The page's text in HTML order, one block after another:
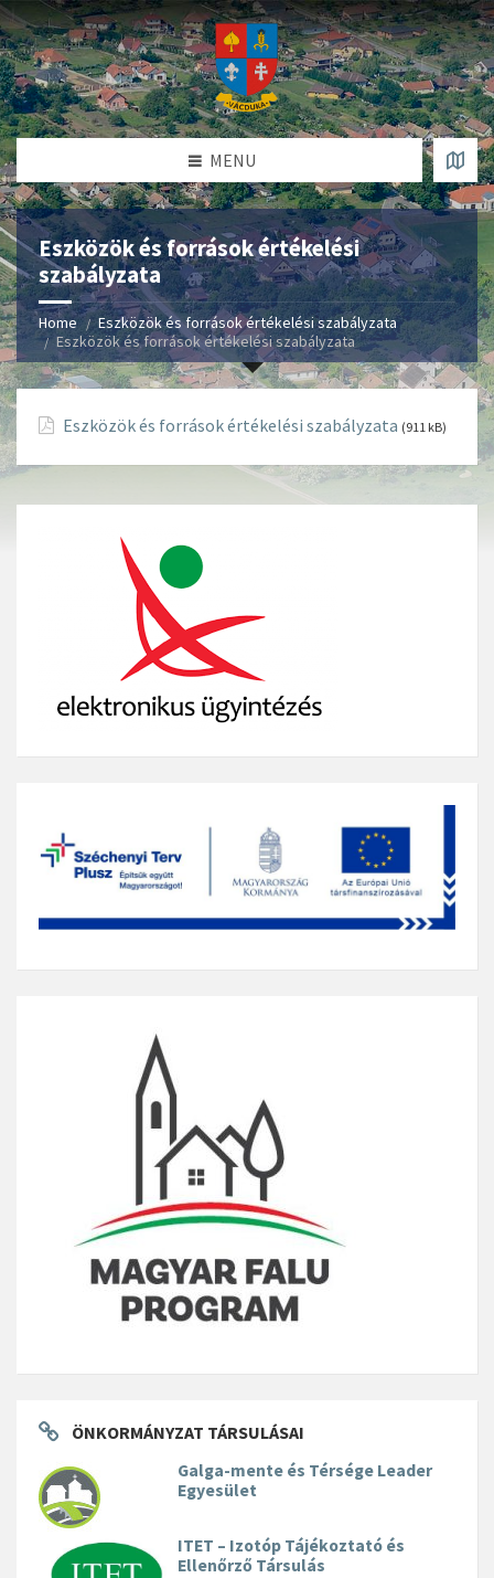
MENU
Eszközök és források értékelési
szabályzata
Home
Eszközök és források értékelési szabályzata
Eszközök és források értékelési szabályzata
Eszközök és források értékelési szabályzata (911 kB)
ÖNKORMÁNYZAT TÁRSULÁSAI
Galga-mente és Térsége Leader
Egyesület
ITET – Izotóp Tájékoztató és
Ellenőrző Társulás